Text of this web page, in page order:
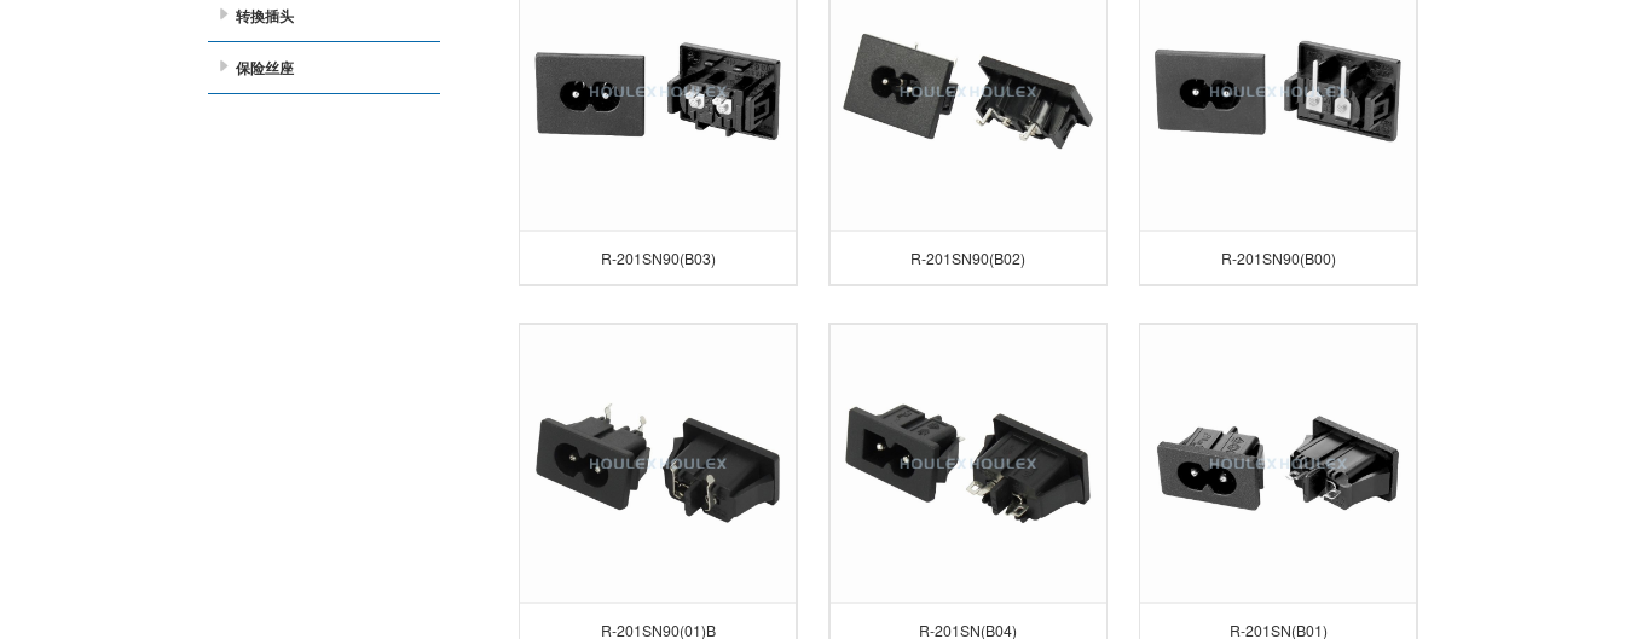
转換插头
保险丝座
R-201SN90(B03) R-201SN90(B02) R-201SN90(B00)
R-201SN90(01)B R-201SN(B04) R-201SN(B01)